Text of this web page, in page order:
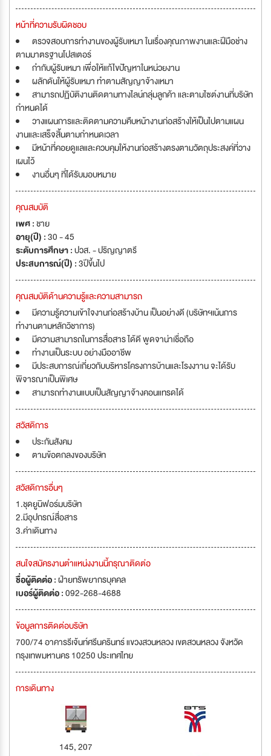
หน้าที่ความรับผิดชอบ
ตรวจสอบการทำงานของผู้รับเหมา ในเรื่องคุณภาพงานและฝีมือช่าง
ตามมาตรฐานโปสเตอร์
กำกับผู้รับเหมา เพื่อให้แก้ไขปัญหาในหน่วยงาน
ผลักดันให้ผู้รับเหมา ทำตามสัญญาจ้างเหมา
สามารถปฏิบัติงานติดตามทางไลน์กลุ่มลูกค้า และตามไซต์งานที่บริษัท
กำหนดได้
วางแผนการและติดตามความคืบหน้างานก่อสร้างให้เป็นไปตามแผน
งานและเสร็จสิ้นตามกำหนดเวลา
มีหน้าที่คอยดูแลและควบคุมให้งานก่อสร้างตรงตามวัตถุประสงค์ที่วาง
เผนไว้
งานอื่นๆ ที่ได้รับมอบหมาย
คุณสมบัติ
เพศ :ชาย
อายุ(ปี) :30 - 45
ระดับการศึกษา :ปวส. - ปริญญาตรี
ประสบการณ์(ปี) :3ปีขึ้นไป
คุณสมบัติด้านความรู้และความสามารถ
มีความรู้ความเข้าใจงานก่อสร้างบ้าน เป็นอย่างดี (บริษัทฯเน้นการ
ทำงานตามหลักวิชาการ)
มีความสามารถในการสื่อสาร ได้ดี พูดจาน่าเชื่อถือ
ทำงานเป็นระบบ อย่างมืออาชีพ
มีประสบการณ์เกี่ยวกับบริหารโครงการบ้านและโรงงาาน จะได้รับ
พิจารณาเป็นพิเศษ
สามารถทำงานแบบเป็นสัญญาจ้างคอนแทรดได้
สวัสดิการ
ประกันสังคม
ตามข้อตกลงของบริษัท
สวัสดิการอื่นๆ
1.ชุดยูนิฟอร์มบริษัท
2.มีอุปกรณ์สื่อสาร
3.ค่าเดินทาง
สนใจสมัครงานตำแหน่งงานนี้กรุณาติดต่อ
ชื่อผู้ติดต่อ :ฝ่ายทรัพยากรบุคคล
เบอร์ผู้ติดต่อ :092-268-4688
ข้อมูลการติดต่อบริษัท
700/74 อาคารรีเจ้นท์ศรีนครินทร์ แขวงสวนหลวง เขตสวนหลวง จังหวัด
กรุงเทพมหานคร 10250 ประเทศไทย
การเดินทาง
145, 207